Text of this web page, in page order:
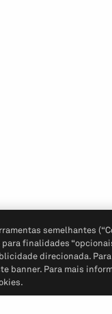
semelhantes
finalidades
direcionada.
banner. Para mais